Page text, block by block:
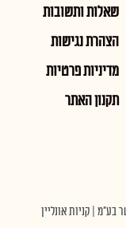
שאלות ותשובות
הצהרת נגישות
מדיניות פרטיות
תקנון האתר